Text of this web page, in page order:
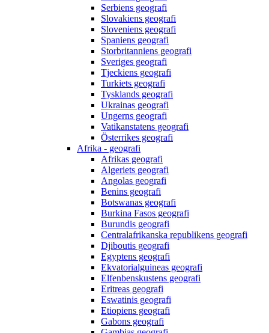
Serbiens geografi
Slovakiens geografi
Sloveniens geografi
Spaniens geografi
Storbritanniens geografi
Sveriges geografi
Tjeckiens geografi
Turkiets geografi
Tysklands geografi
Ukrainas geografi
Ungerns geografi
Vatikanstatens geografi
Österrikes geografi
Afrika - geografi
Afrikas geografi
Algeriets geografi
Angolas geografi
Benins geografi
Botswanas geografi
Burkina Fasos geografi
Burundis geografi
Centralafrikanska republikens geografi
Djiboutis geografi
Egyptens geografi
Ekvatorialguineas geografi
Elfenbenskustens geografi
Eritreas geografi
Eswatinis geografi
Etiopiens geografi
Gabons geografi